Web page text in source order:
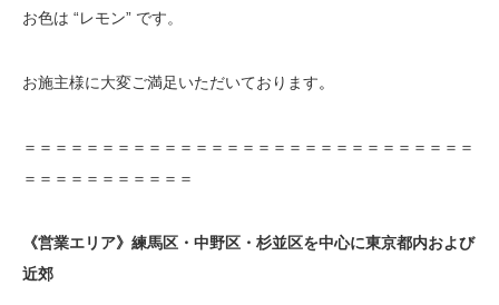
お色は “レモン” です。
お施主様に大変ご満足いただいております。
＝＝＝＝＝＝＝＝＝＝＝＝＝＝＝＝＝＝＝＝＝＝＝＝＝＝＝＝＝
＝＝＝＝＝＝＝＝＝＝＝
《営業エリア》練馬区・中野区・杉並区を中心に東京都内および
近郊